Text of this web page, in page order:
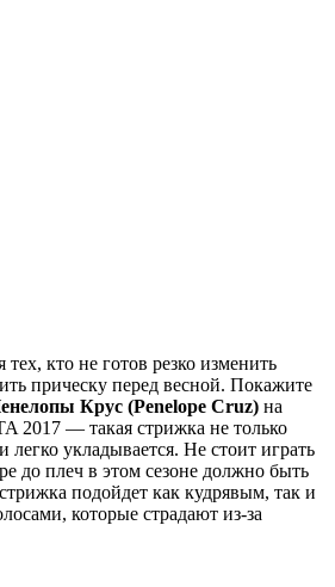
кто не готов резко изменить
прическу перед весной. Покажите
Крус (Penelope Cruz) на
2017 — такая стрижка не только
легко укладывается. Не стоит играть
до плеч в этом сезоне должно быть
подойдет как кудрявым, так и
которые страдают из-за